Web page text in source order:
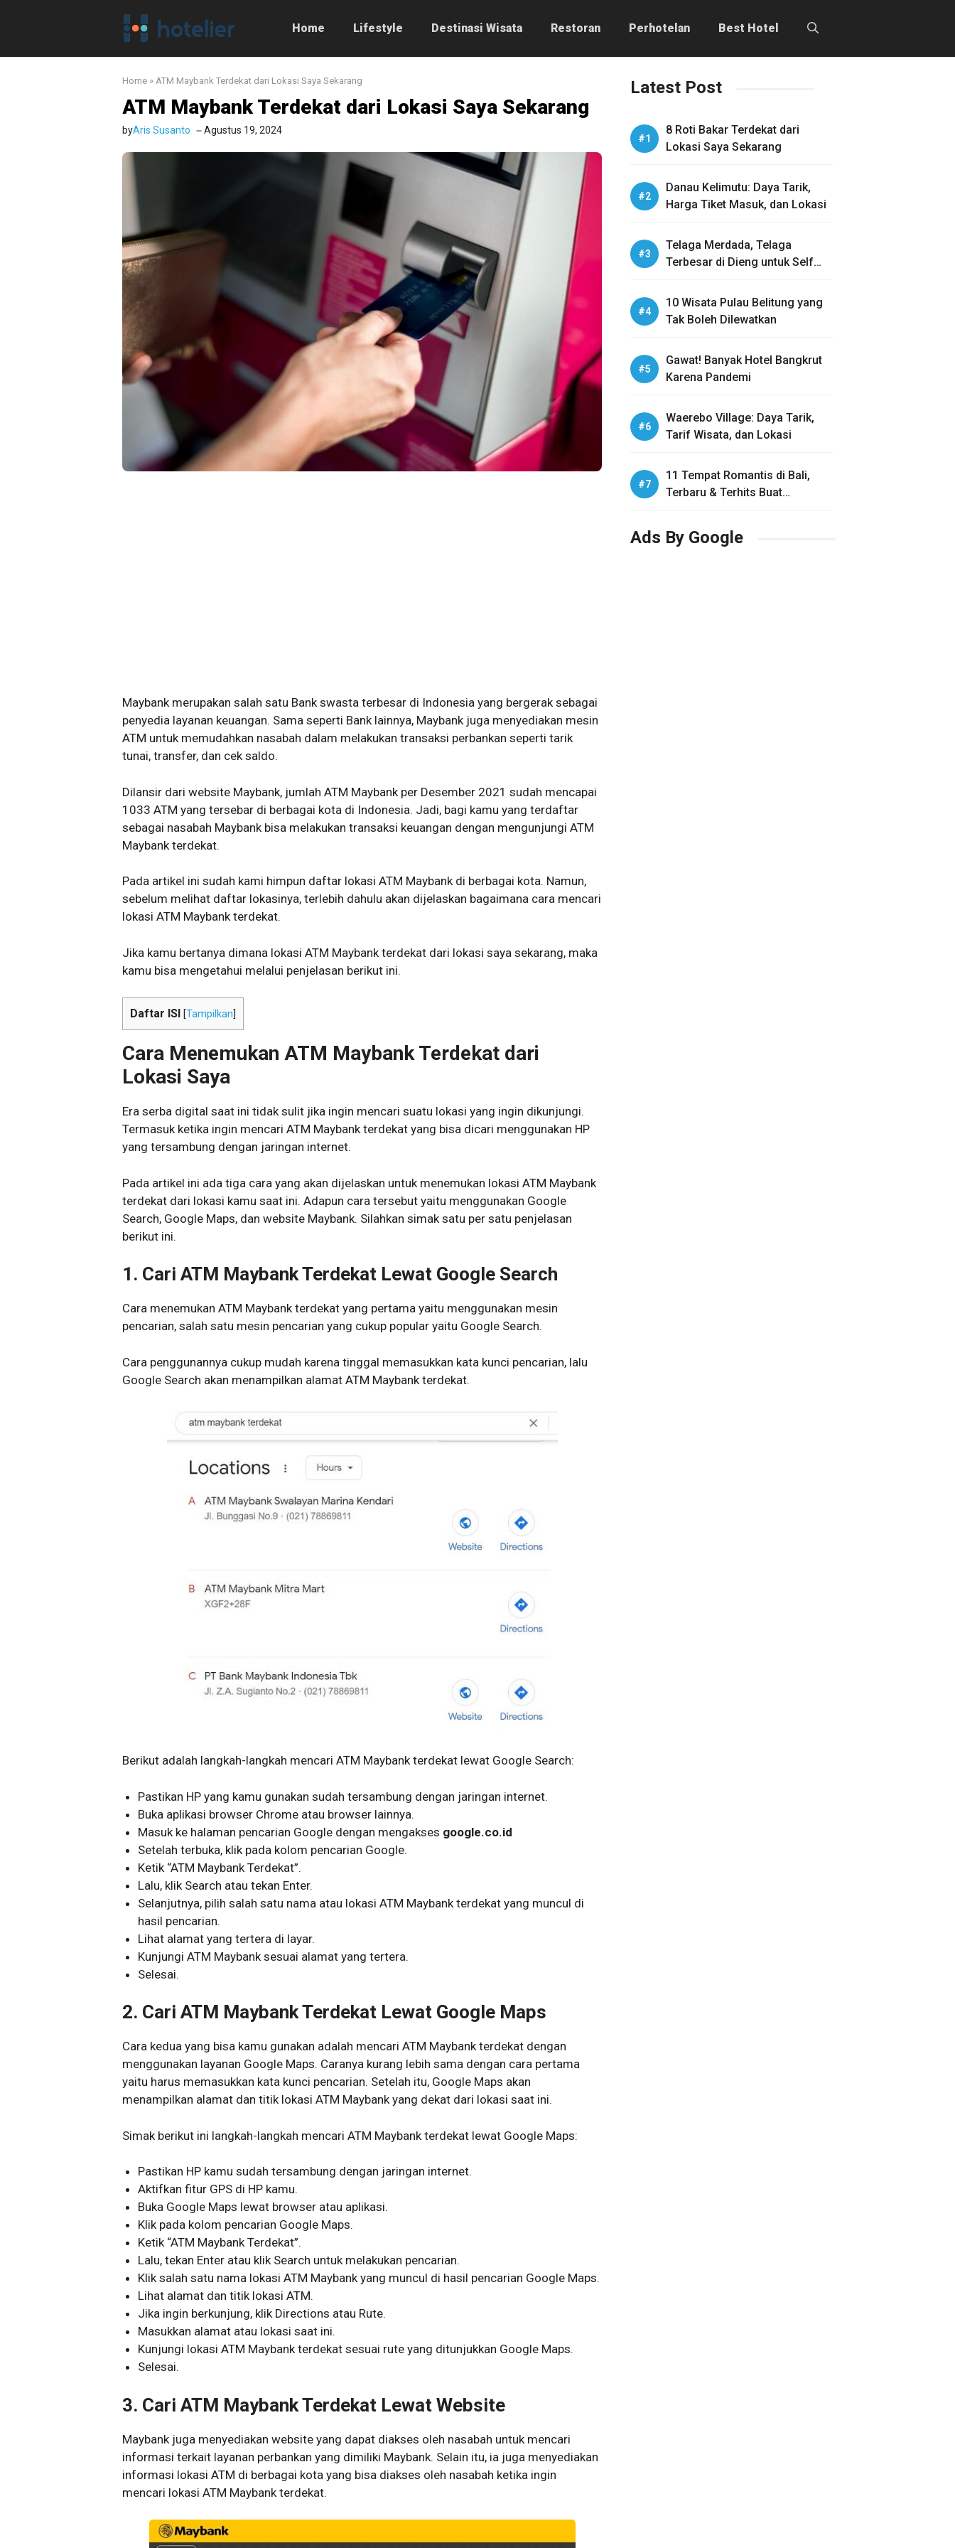
Home Lifestyle Destinasi Wisata Restoran Perhotelan Best Hotel
Home » ATM Maybank Terdekat dari Lokasi Saya Sekarang
ATM Maybank Terdekat dari Lokasi Saya Sekarang
byAris Susanto Agustus 19, 2024
Maybank merupakan salah satu Bank swasta terbesar di Indonesia yang bergerak sebagai
penyedia layanan keuangan. Sama seperti Bank lainnya, Maybank juga menyediakan mesin
ATM untuk memudahkan nasabah dalam melakukan transaksi perbankan seperti tarik
tunai, transfer, dan cek saldo.
Dilansir dari website Maybank, jumlah ATM Maybank per Desember 2021 sudah mencapai
1033 ATM yang tersebar di berbagai kota di Indonesia. Jadi, bagi kamu yang terdaftar
sebagai nasabah Maybank bisa melakukan transaksi keuangan dengan mengunjungi ATM
Maybank terdekat.
Pada artikel ini sudah kami himpun daftar lokasi ATM Maybank di berbagai kota. Namun,
sebelum melihat daftar lokasinya, terlebih dahulu akan dijelaskan bagaimana cara mencari
lokasi ATM Maybank terdekat.
Jika kamu bertanya dimana lokasi ATM Maybank terdekat dari lokasi saya sekarang, maka
kamu bisa mengetahui melalui penjelasan berikut ini.
Daftar ISI [Tampilkan
Cara Menemukan ATM Maybank Terdekat dari
Lokasi Saya
Era serba digital saat ini tidak sulit jika ingin mencari suatu lokasi yang ingin dikunjungi.
Termasuk ketika ingin mencari ATM Maybank terdekat yang bisa dicari menggunakan HP
yang tersambung dengan jaringan internet.
Pada artikel ini ada tiga cara yang akan dijelaskan untuk menemukan lokasi ATM Maybank
terdekat dari lokasi kamu saat ini. Adapun cara tersebut yaitu menggunakan Google
Search, Google Maps, dan website Maybank. Silahkan simak satu per satu penjelasan
berikut ini.
1. Cari ATM Maybank Terdekat Lewat Google Search
Cara menemukan ATM Maybank terdekat yang pertama yaitu menggunakan mesin
pencarian, salah satu mesin pencarian yang cukup popular yaitu Google Search.
Cara penggunannya cukup mudah karena tinggal memasukkan kata kunci pencarian, lalu
Google Search akan menampilkan alamat ATM Maybank terdekat.
Berikut adalah langkah-langkah mencari ATM Maybank terdekat lewat Google Search:
Pastikan HP yang kamu gunakan sudah tersambung dengan jaringan internet.
Buka aplikasi browser Chrome atau browser lainnya.
Masuk ke halaman pencarian Google dengan mengakses google.co.id
Setelah terbuka, klik pada kolom pencarian Google.
Ketik “ATM Maybank Terdekat”.
Lalu, klik Search atau tekan Enter.
Selanjutnya, pilih salah satu nama atau lokasi ATM Maybank terdekat yang muncul di
hasil pencarian.
Lihat alamat yang tertera di layar.
Kunjungi ATM Maybank sesuai alamat yang tertera.
Selesai.
2. Cari ATM Maybank Terdekat Lewat Google Maps
Cara kedua yang bisa kamu gunakan adalah mencari ATM Maybank terdekat dengan
menggunakan layanan Google Maps. Caranya kurang lebih sama dengan cara pertama
yaitu harus memasukkan kata kunci pencarian. Setelah itu, Google Maps akan
menampilkan alamat dan titik lokasi ATM Maybank yang dekat dari lokasi saat ini.
Simak berikut ini langkah-langkah mencari ATM Maybank terdekat lewat Google Maps:
Pastikan HP kamu sudah tersambung dengan jaringan internet.
Aktifkan fitur GPS di HP kamu.
Buka Google Maps lewat browser atau aplikasi.
Klik pada kolom pencarian Google Maps.
Ketik “ATM Maybank Terdekat”.
Lalu, tekan Enter atau klik Search untuk melakukan pencarian.
Klik salah satu nama lokasi ATM Maybank yang muncul di hasil pencarian Google Maps.
Lihat alamat dan titik lokasi ATM.
Jika ingin berkunjung, klik Directions atau Rute.
Masukkan alamat atau lokasi saat ini.
Kunjungi lokasi ATM Maybank terdekat sesuai rute yang ditunjukkan Google Maps.
Selesai.
3. Cari ATM Maybank Terdekat Lewat Website
Maybank juga menyediakan website yang dapat diakses oleh nasabah untuk mencari
informasi terkait layanan perbankan yang dimiliki Maybank. Selain itu, ia juga menyediakan
informasi lokasi ATM di berbagai kota yang bisa diakses oleh nasabah ketika ingin
mencari lokasi ATM Maybank terdekat.
Latest Post
8 Roti Bakar Terdekat dari
Lokasi Saya Sekarang
Danau Kelimutu: Daya Tarik,
Harga Tiket Masuk, dan Lokasi
Telaga Merdada, Telaga
Terbesar di Dieng untuk Self
10 Wisata Pulau Belitung yang
Tak Boleh Dilewatkan
Gawat! Banyak Hotel Bangkrut
Karena Pandemi
Waerebo Village: Daya Tarik,
Tarif Wisata, dan Lokasi
11 Tempat Romantis di Bali,
Terbaru & Terhits Buat
Ads By Google